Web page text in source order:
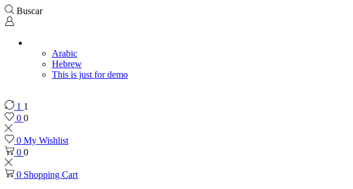
Buscar
Arabic
Hebrew
This is just for demo
1 1
0 0
0 My Wishlist
0 0
0 Shopping Cart